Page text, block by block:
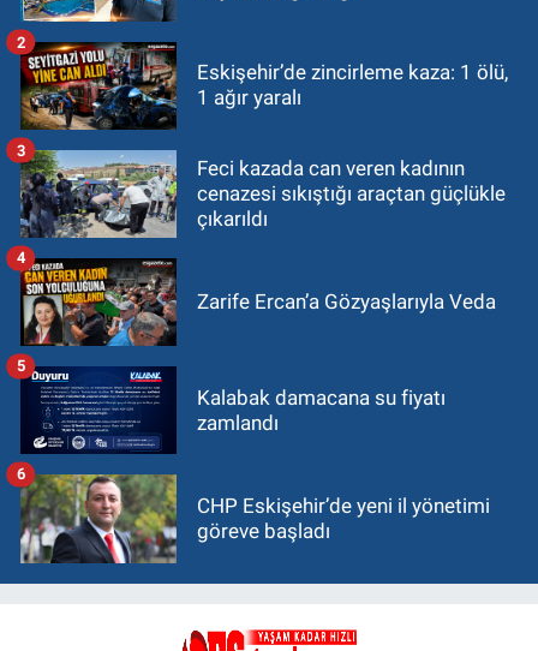
Eskişehir’de zincirleme kaza: 1 ölü,
1 ağır yaralı
2
Feci kazada can veren kadının
cenazesi sıkıştığı araçtan güçlükle
çıkarıldı
3
Zarife Ercan’a Gözyaşlarıyla Veda
4
Kalabak damacana su fiyatı
zamlandı
5
CHP Eskişehir’de yeni il yönetimi
göreve başladı
6